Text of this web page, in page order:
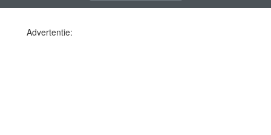
Advertentie: